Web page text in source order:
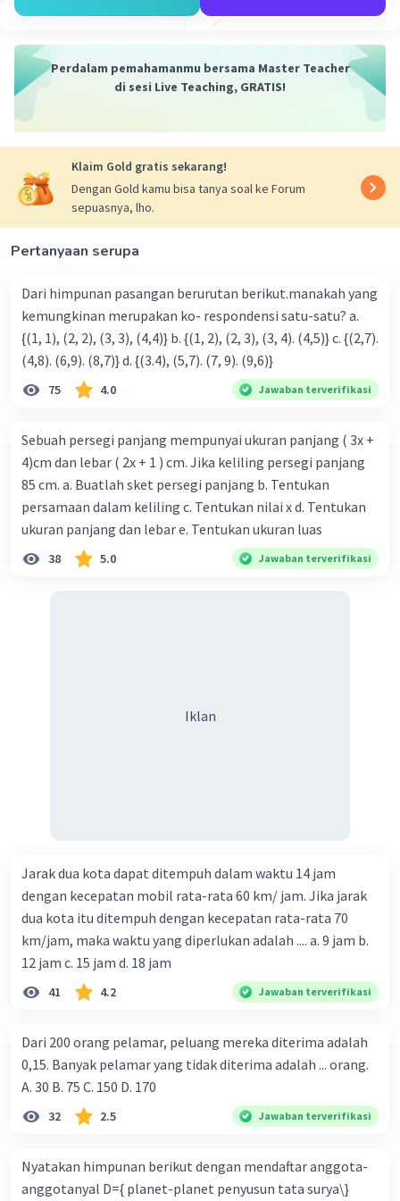
secara berurutan adalah 137/12 dan 11,42.
Beri Rating ·
Perdalam pemahamanmu bersama Master Teacher
di sesi Live Teaching, GRATIS!
Klaim Gold gratis sekarang!
Dengan Gold kamu bisa tanya soal ke Forum
sepuasnya, lho.
Pertanyaan serupa
Dari himpunan pasangan berurutan berikut.manakah yang
kemungkinan merupakan ko- respondensi satu-satu? a.
{(1, 1), (2, 2), (3, 3), (4,4)} b. {(1, 2), (2, 3), (3, 4). (4,5)} c. {(2,7).
(4,8). (6,9). (8,7)} d. {(3.4), (5,7). (7, 9). (9,6)}
75 4.0 Jawaban terverifikasi
Sebuah persegi panjang mempunyai ukuran panjang ( 3x +
4)cm dan lebar ( 2x + 1 ) cm. Jika keliling persegi panjang
85 cm. a. Buatlah sket persegi panjang b. Tentukan
persamaan dalam keliling c. Tentukan nilai x d. Tentukan
ukuran panjang dan lebar e. Tentukan ukuran luas
38 5.0 Jawaban terverifikasi
Iklan
Jarak dua kota dapat ditempuh dalam waktu 14 jam
dengan kecepatan mobil rata-rata 60 km/ jam. Jika jarak
dua kota itu ditempuh dengan kecepatan rata-rata 70
km/jam, maka waktu yang diperlukan adalah .... a. 9 jam b.
12 jam c. 15 jam d. 18 jam
41 4.2 Jawaban terverifikasi
Dari 200 orang pelamar, peluang mereka diterima adalah
0,15. Banyak pelamar yang tidak diterima adalah ... orang.
A. 30 B. 75 C. 150 D. 170
32 2.5 Jawaban terverifikasi
Nyatakan himpunan berikut dengan mendaftar anggota-
anggotanyal D={ planet-planet penyusun tata surya\}